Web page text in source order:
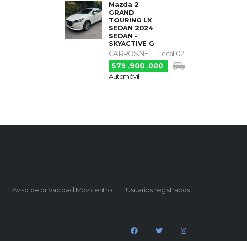
Mazda 2
GRAND
TOURING LX
SEDAN 2024
SEDAN -
SKYACTIVE G
CARROS.NET - Local 021
$79 .900 .000
Automóvil
Aviso de privacidad Movicentro Usuarios registrados